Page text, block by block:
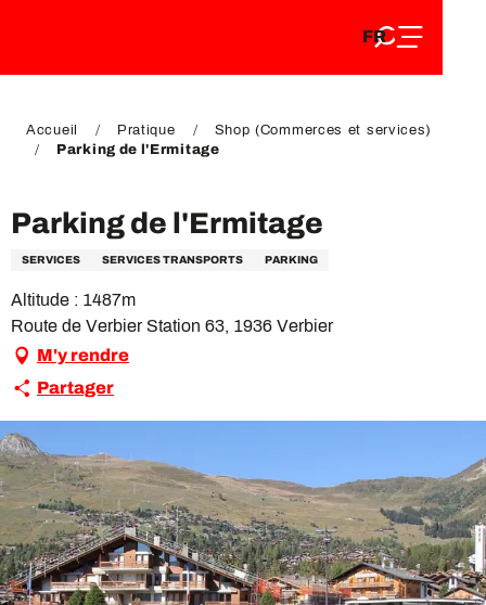
DE
FR
EN
Accueil Pratique
Shop (Commerces et services)
Parking de l'Ermitage
Parking de l'Ermitage
SERVICES SERVICES TRANSPORTS PARKING
Altitude : 1487m
Route de Verbier Station 63, 1936 Verbier
M'y rendre
Partager